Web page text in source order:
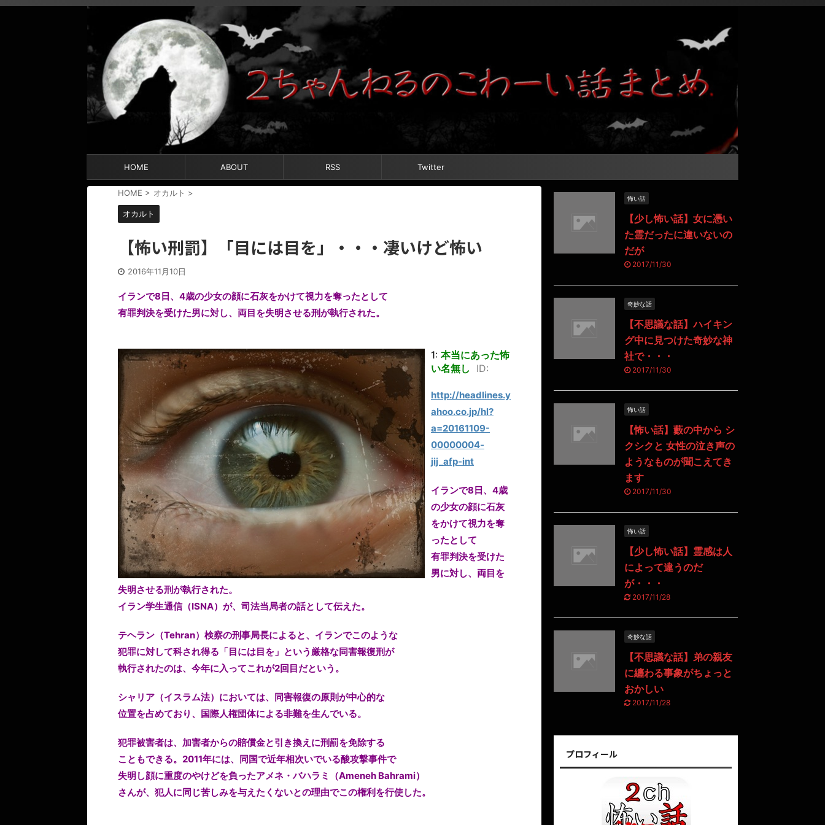
HOME ABOUT RSS Twitter
HOME > オカルト >
オカルト
【怖い刑罰】「目には目を」・・・凄いけど怖い
2016年11月10日
イランで8日、4歳の少女の顔に石灰をかけて視力を奪ったとして
有罪判決を受けた男に対し、両目を失明させる刑が執行された。
1: 本当にあった怖
い名無し
ID:
http://headlines.y
ahoo.co.jp/hl?
a=20161109-
00000004-
jij_afp-int
イランで8日、4歳
の少女の顔に石灰
をかけて視力を奪
ったとして
有罪判決を受けた
男に対し、両目を
失明させる刑が執行された。
イラン学生通信（ISNA）が、司法当局者の話として伝えた。
テヘラン（Tehran）検察の刑事局長によると、イランでこのような
犯罪に対して科され得る「目には目を」という厳格な同害報復刑が
執行されたのは、今年に入ってこれが2回目だという。
シャリア（イスラム法）においては、同害報復の原則が中心的な
位置を占めており、国際人権団体による非難を生んでいる。
犯罪被害者は、加害者からの賠償金と引き換えに刑罰を免除する
こともできる。2011年には、同国で近年相次いでいる酸攻撃事件で
失明し顔に重度のやけどを負ったアメネ・バハラミ（Ameneh Bahrami）
さんが、犯人に同じ苦しみを与えたくないとの理由でこの権利を行使した。
怖い話
【少し怖い話】女に憑い
た霊だったに違いないの
だが
2017/11/30
奇妙な話
【不思議な話】ハイキン
グ中に見つけた奇妙な神
社で・・・
2017/11/30
怖い話
【怖い話】藪の中から シ
クシクと 女性の泣き声の
ようなものが聞こえてき
ます
2017/11/30
怖い話
【少し怖い話】霊感は人
によって違うのだ
が・・・
2017/11/28
奇妙な話
【不思議な話】弟の親友
に纏わる事象がちょっと
おかしい
2017/11/28
プロフィール